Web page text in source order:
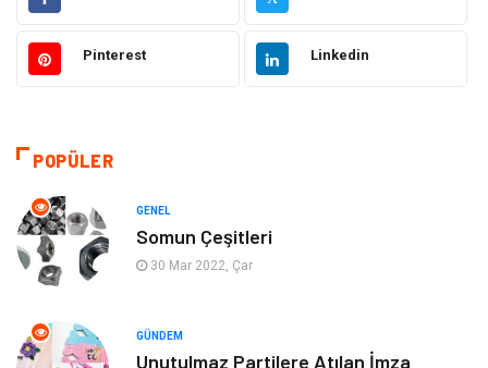
Otomotiv Ulaşım ve Taşımacılık
Giyim
Eğitim & Kariyer
Alışveriş
Pinterest Linkedin
POPÜLER
GENEL
Somun Çeşitleri
30 Mar 2022, Çar
GÜNDEM
Unutulmaz Partilere Atılan İmza